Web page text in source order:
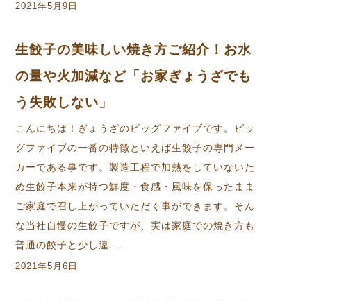
2021年5月9日
生餃子の美味しい焼き方ご紹介！お水
の量や火加減など「お家ぎょうざでも
う失敗しない」
こんにちは！ぎょうざのビッグファイブです。ビッ
グファイブの一番の特徴といえば生餃子の専門メー
カーである事です。製造工程で加熱をしていないた
め生餃子本来が持つ鮮度・食感・風味を保ったまま
ご家庭で召し上がっていただく事ができます。そん
な当社自慢の生餃子ですが、実は家庭での焼き方も
普通の餃子と少し違…
2021年5月6日